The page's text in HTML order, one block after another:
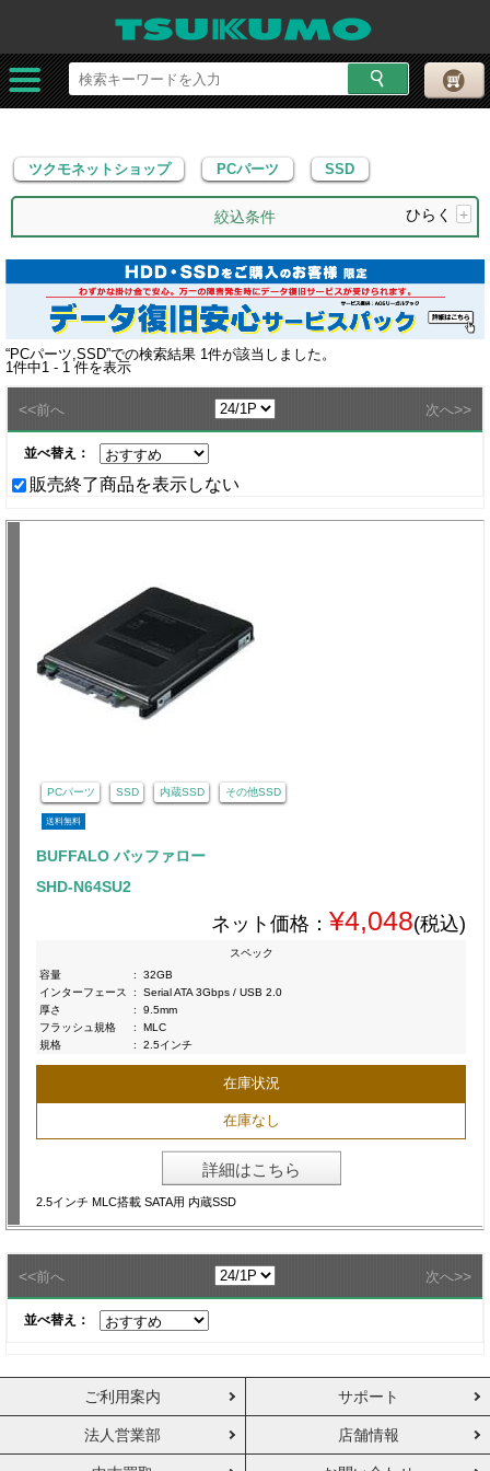
ツクモネットショップ PCパーツ
ツクモネットショップ PCパーツ SSD
絞込条件 ひらく +
“PCパーツ,SSD”での検索結果 1件が該当しました。
1件中1 - 1 件を表示
<<前へ 次へ>>
並べ替え：
販売終了商品を表示しない
PCパーツ SSD 内蔵SSD その他SSD
送料無料
BUFFALO バッファロー
SHD-N64SU2
ネット価格： ¥4,048(税込)
スペック
容量
:
32GB
インターフェース
:
Serial ATA 3Gbps / USB 2.0
厚さ
:
9.5mm
フラッシュ規格
:
MLC
規格
: 2.5インチ
在庫状況
在庫なし
詳細はこちら
2.5インチ MLC搭載 SATA用 内蔵SSD
<<前へ 次へ>>
並べ替え：
ご利用案内 サポート
法人営業部 店舗情報